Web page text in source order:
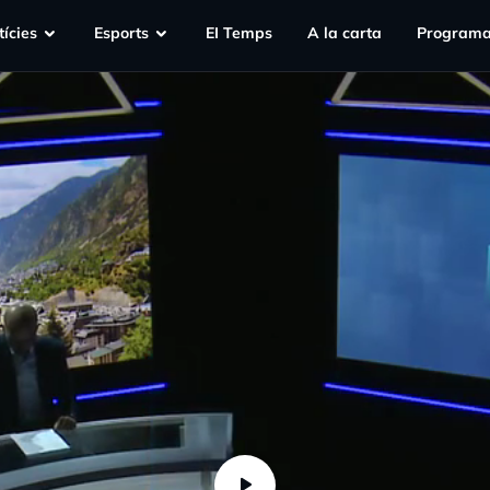
Esports EI Temps A la carta